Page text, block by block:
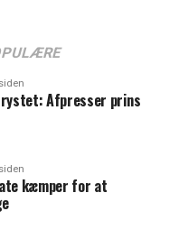
Afpresser prins
kæmper for at